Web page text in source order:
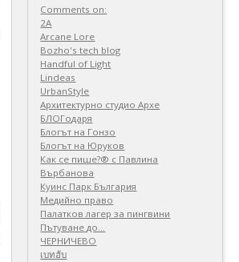
Comments on:
2A
Arcane Lore
Bozho's tech blog
Handful of Light
Lindeas
UrbanStyle
Архитектурно студио Архе
БЛОГодаря
Блогът на Гонзо
Блогът на Юруков
Как се пише?® с Павлина
Върбанова
Куинс Парк България
Медийно право
Палатков лагер зa пингвини
Пътуване до…
ЧЕРНИЧЕВО
เบทฮับ